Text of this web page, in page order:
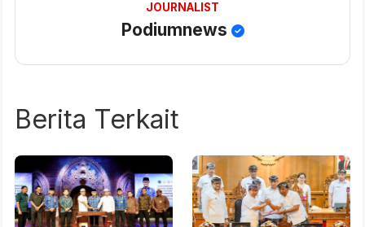
JOURNALIST
Podiumnews
Berita Terkait